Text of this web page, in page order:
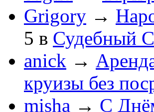
Grigory →
5 в Судебный
anick →
круизы без
misha → С